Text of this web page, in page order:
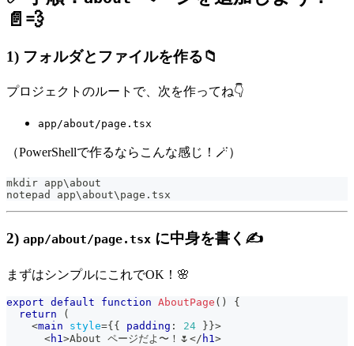
📄💨
1) フォルダとファイルを作る📁
プロジェクトのルートで、次を作ってね👇
app/about/page.tsx
（PowerShellで作るならこんな感じ！🪄）
mkdir app\about
notepad app\about\page.tsx
2) app/about/page.tsx に中身を書く✍️
まずはシンプルにこれでOK！🌸
export default function AboutPage ( )
{
return
(
<main style={ { padding : 24 } }>
<h1>About ページだよ〜！🌷 </ h1>